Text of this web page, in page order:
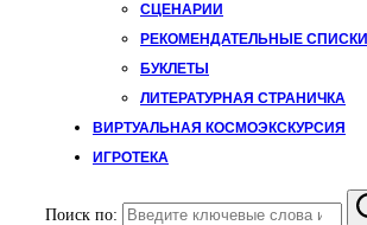
СЦЕНАРИИ
РЕКОМЕНДАТЕЛЬНЫЕ СПИСКИ
БУКЛЕТЫ
ЛИТЕРАТУРНАЯ СТРАНИЧКА
ВИРТУАЛЬНАЯ КОСМОЭКСКУРСИЯ
ИГРОТЕКА
Поиск по: